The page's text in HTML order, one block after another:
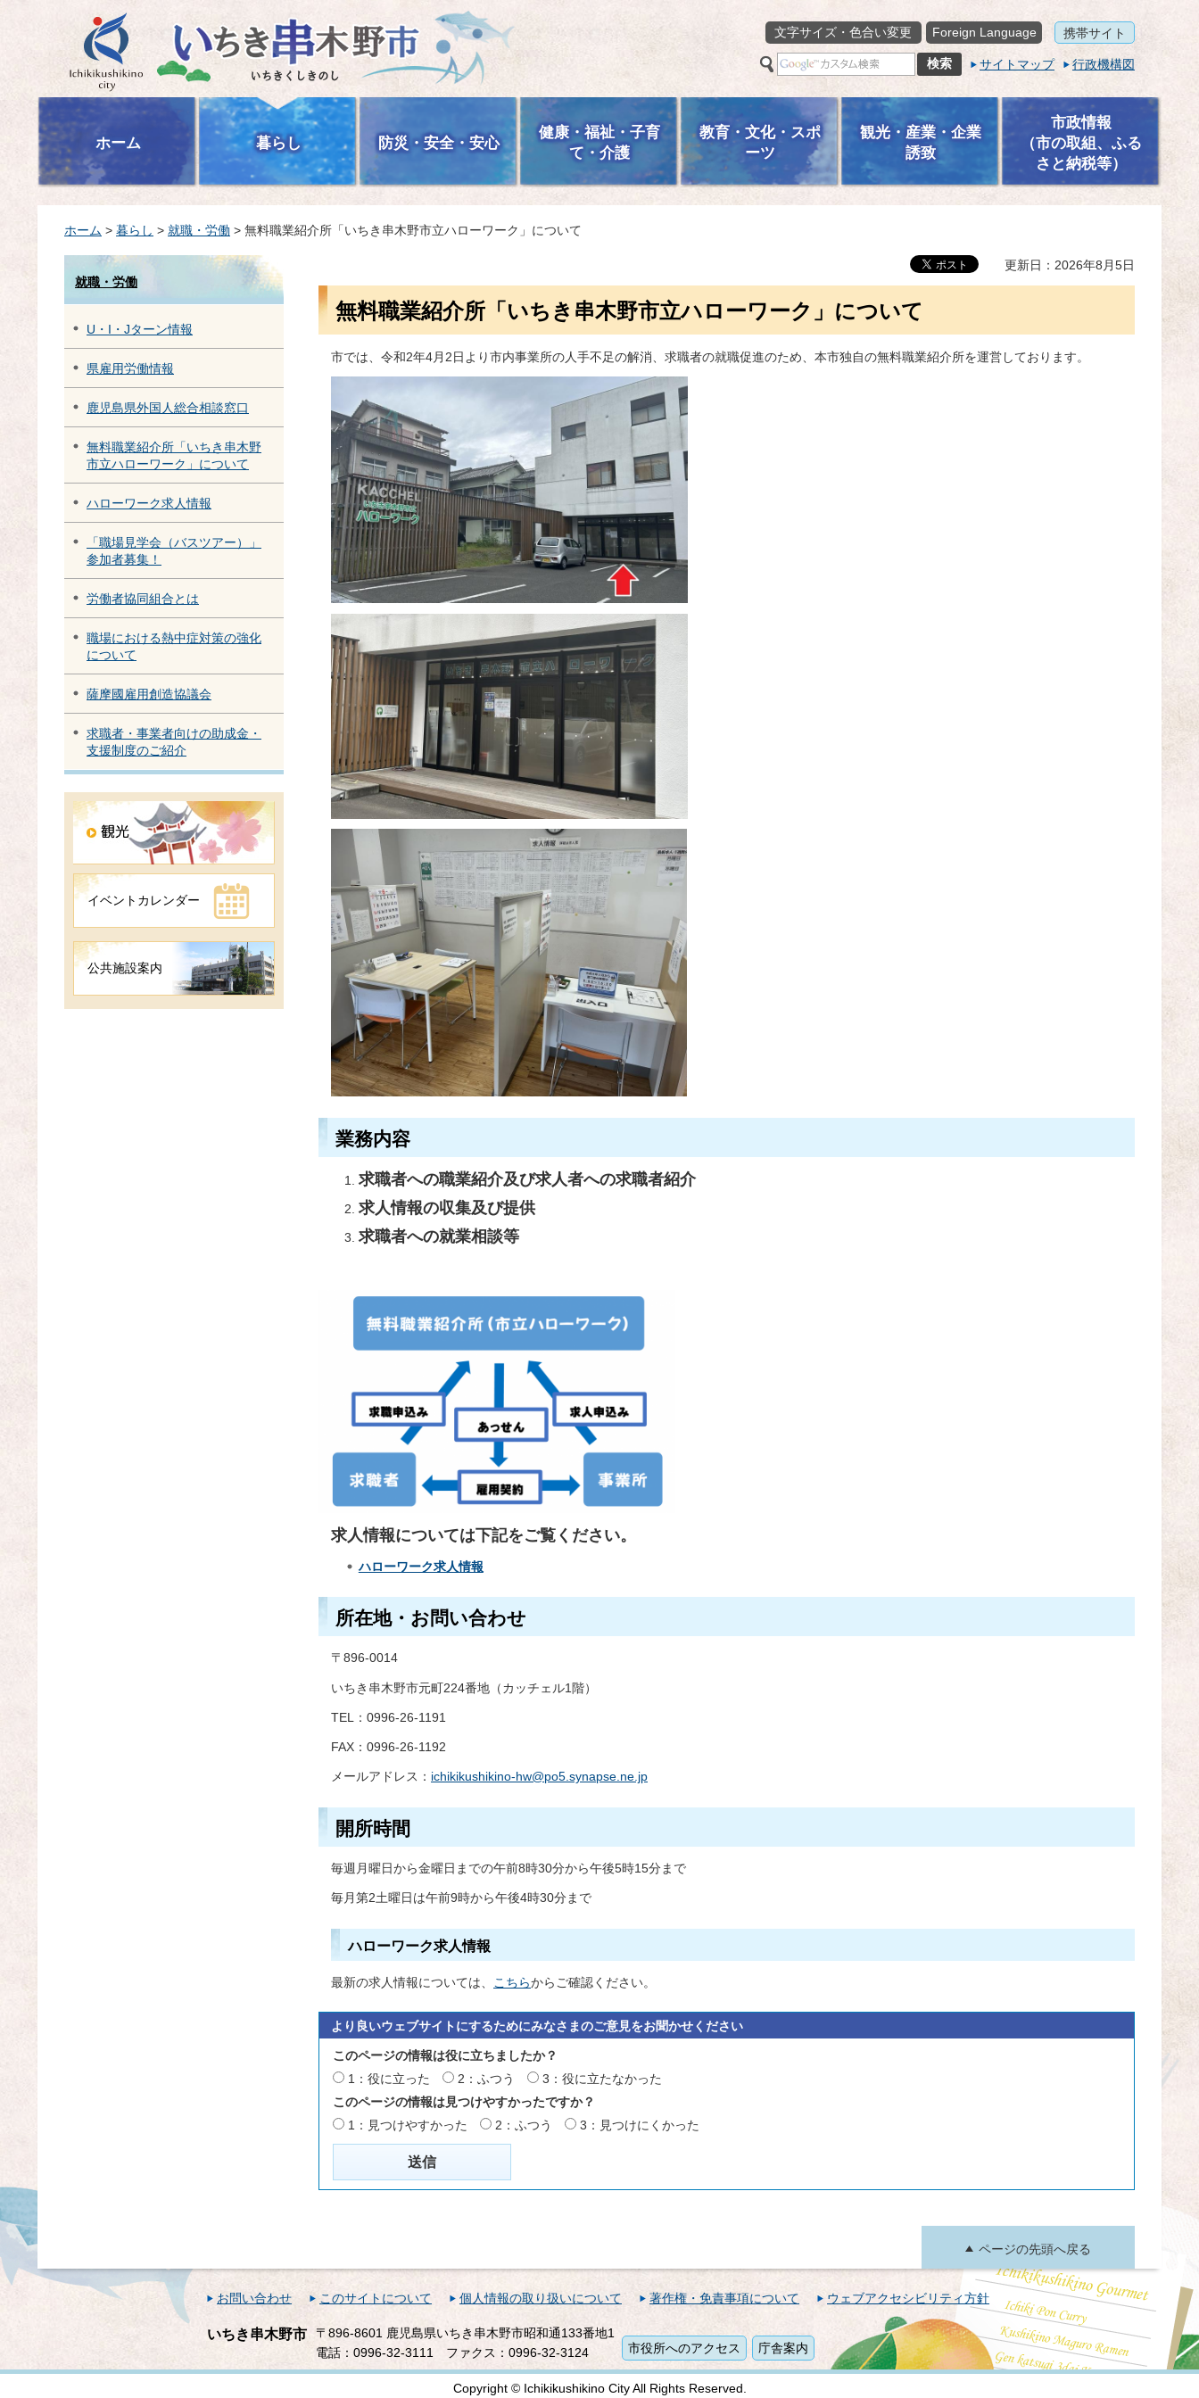
いちき串木野市
文字サイズ・色合い変更
Foreign Language 携帯サイト
サイトマップ 行政機構図
ホーム 暮らし 防災・安全・安心
健康・福祉・子育
て・介護
教育・文化・スポ
ーツ
観光・産業・企業
誘致
市政情報
（市の取組、ふる
さと納税等）
ホーム > 暮らし > 就職・労働 > 無料職業紹介所「いちき串木野市立ハローワーク」について
就職・労働
U・I・Jターン情報
県雇用労働情報
鹿児島県外国人総合相談窓口
無料職業紹介所「いちき串木野
市立ハローワーク」について
ハローワーク求人情報
「職場見学会（バスツアー）」
参加者募集！
労働者協同組合とは
職場における熱中症対策の強化
について
薩摩國雇用創造協議会
求職者・事業者向けの助成金・
支援制度のご紹介
イベントカレンダー
公共施設案内
更新日：2026年8月5日
無料職業紹介所「いちき串木野市立ハローワーク」について
市では、令和2年4月2日より市内事業所の人手不足の解消、求職者の就職促進のため、本市独自の無料職業紹介所を運営しております。
業務内容
求職者への職業紹介及び求人者への求職者紹介
求人情報の収集及び提供
求職者への就業相談等
求人情報については下記をご覧ください。
ハローワーク求人情報
所在地・お問い合わせ
〒896-0014
いちき串木野市元町224番地（カッチェル1階）
TEL：0996-26-1191
FAX：0996-26-1192
メールアドレス： ichikikushikino-hw@po5.synapse.ne.jp
開所時間
毎週月曜日から金曜日までの午前8時30分から午後5時15分まで
毎月第2土曜日は午前9時から午後4時30分まで
ハローワーク求人情報
最新の求人情報については、 こちらからご確認ください。
より良いウェブサイトにするためにみなさまのご意見をお聞かせください
このページの情報は役に立ちましたか？
1：役に立った
2：ふつう
3：役に立たなかった
このページの情報は見つけやすかったですか？
1：見つけやすかった
2：ふつう 3：見つけにくかった
ページの先頭へ戻る
お問い合わせ このサイトについて 個人情報の取り扱いについて 著作権・免責事項について ウェブアクセシビリティ方針
いちき串木野市
〒896-8601 鹿児島県いちき串木野市昭和通133番地1
電話：0996-32-3111
ファクス：0996-32-3124 市役所へのアクセス 庁舎案内
Copyright © Ichikikushikino City All Rights Reserved.